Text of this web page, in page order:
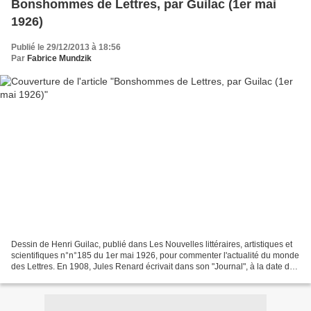
Bonshommes de Lettres, par Guilac (1er mai
1926)
Publié le 29/12/2013 à 18:56
Par Fabrice Mundzik
Dessin de Henri Guilac, publié dans Les Nouvelles littéraires, artistiques et
scientifiques n°n°185 du 1er mai 1926, pour commenter l'actualité du monde
des Lettres. En 1908, Jules Renard écrivait dans son "Journal", à la date du